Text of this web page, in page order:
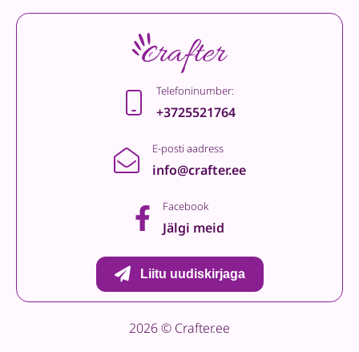
Telefoninumber:
+3725521764
E-posti aadress
info@crafter.ee
Facebook
Jälgi meid
Liitu uudiskirjaga
2026 © Crafter.ee